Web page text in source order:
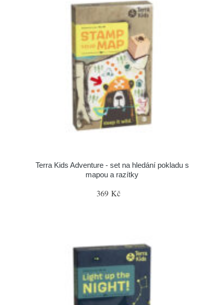
Terra Kids Adventure - set na hledání pokladu s
mapou a razítky
369 Kč